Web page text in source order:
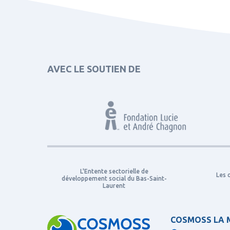
AVEC LE SOUTIEN DE
L'Entente sectorielle de
développement social du Bas-Saint-
Laurent
Les
COSMOSS LA